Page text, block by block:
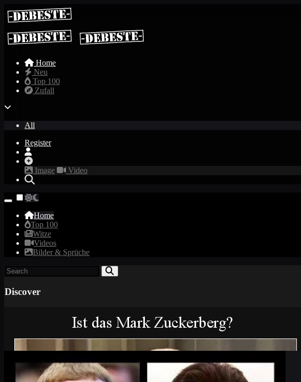
Home
Neu
Top 100
Zufall
All
Register
Image Video
Home
Top 100
Witze
Videos
Bilder & Sprüche
Discover